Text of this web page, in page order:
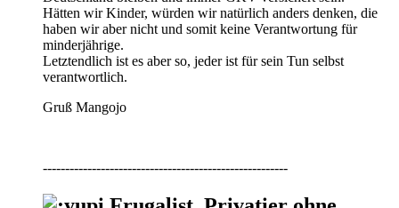
Hätten wir Kinder, würden wir natürlich anders denken, die
haben wir aber nicht und somit keine Verantwortung für
minderjährige.
Letztendlich ist es aber so, jeder ist für sein Tun selbst
verantwortlich.
Gruß Mangojo
-------------------------------------------------------